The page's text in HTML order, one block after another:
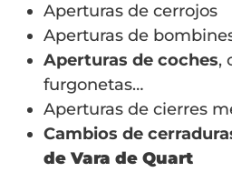
Aperturas de cerrojos
Aperturas de
Aperturas de coches,
furgonetas…
Aperturas de cierres
Cambios de
de Vara de Quart